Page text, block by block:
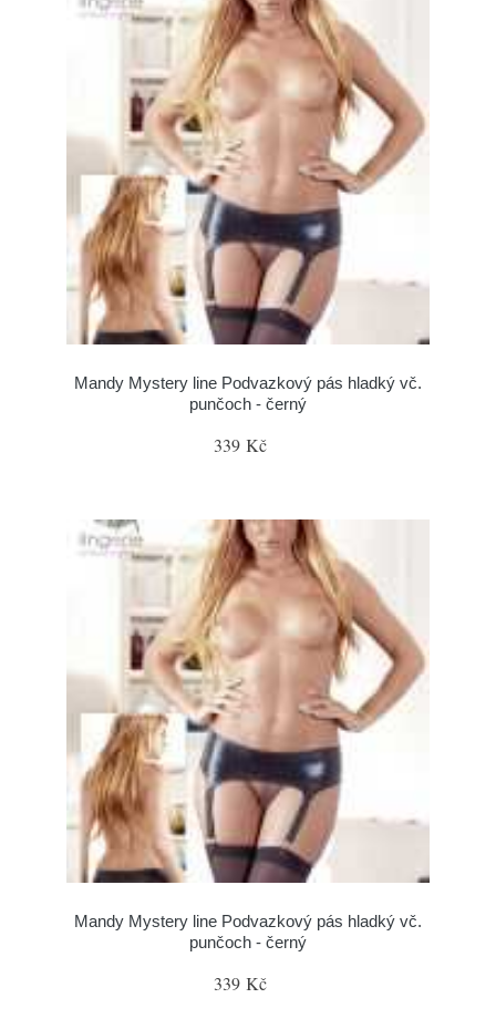
Mandy Mystery line Podvazkový pás hladký vč.
punčoch - černý
339 Kč
Mandy Mystery line Podvazkový pás hladký vč.
punčoch - černý
339 Kč